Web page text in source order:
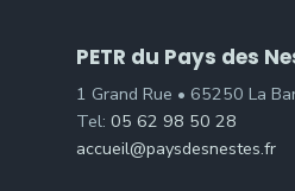
PETR du Pays des
1 Grand Rue • 65250 La
Tel: 05 62 98 50 28
accueil@paysdesnestes.fr